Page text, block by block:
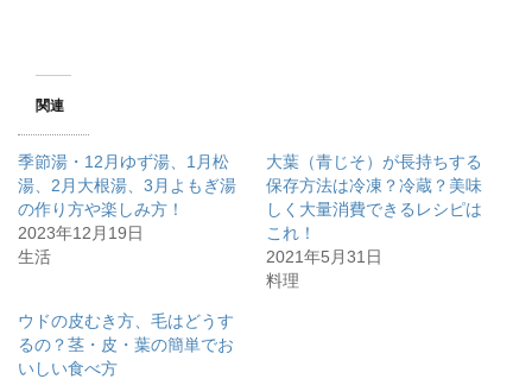
関連
季節湯・12月ゆず湯、1月松
湯、2月大根湯、3月よもぎ湯
の作り方や楽しみ方！
2023年12月19日
生活
大葉（青じそ）が長持ちする
保存方法は冷凍？冷蔵？美味
しく大量消費できるレシピは
これ！
2021年5月31日
料理
ウドの皮むき方、毛はどうす
るの？茎・皮・葉の簡単でお
いしい食べ方